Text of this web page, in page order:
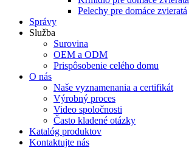
Pelechy pre domáce zvieratá
Správy
Služba
Surovina
OEM a ODM
Prispôsobenie celého domu
O nás
Naše vyznamenania a certifikát
Výrobný proces
Video spoločnosti
Často kladené otázky
Katalóg produktov
Kontaktujte nás